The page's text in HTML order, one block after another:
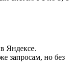
Яндексе.
запросам, но без